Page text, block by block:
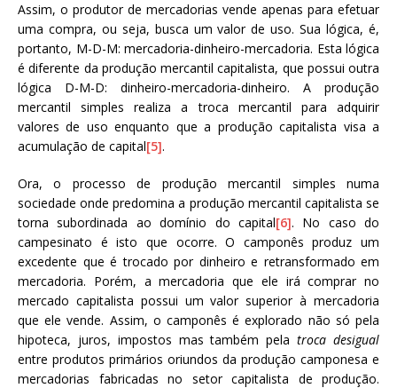
Assim, o produtor de mercadorias vende apenas para efetuar
uma compra, ou seja, busca um valor de uso. Sua lógica, é,
portanto, M-D-M: mercadoria-dinheiro-mercadoria. Esta lógica
é diferente da produção mercantil capitalista, que possui outra
lógica D-M-D: dinheiro-mercadoria-dinheiro. A produção
mercantil simples realiza a troca mercantil para adquirir
valores de uso enquanto que a produção capitalista visa a
acumulação de capital[5].
Ora, o processo de produção mercantil simples numa
sociedade onde predomina a produção mercantil capitalista se
torna subordinada ao domínio do capital[6]. No caso do
campesinato é isto que ocorre. O camponês produz um
excedente que é trocado por dinheiro e retransformado em
mercadoria. Porém, a mercadoria que ele irá comprar no
mercado capitalista possui um valor superior à mercadoria
que ele vende. Assim, o camponês é explorado não só pela
hipoteca, juros, impostos mas também pelatroca desigual
entre produtos primários oriundos da produção camponesa e
mercadorias fabricadas no setor capitalista de produção.